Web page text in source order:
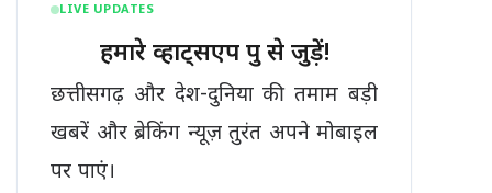
LIVE UPDATES
हमारे व्हाट्सएप ग्रुप से जुड़ें!
छत्तीसगढ़ और देश-दुनिया की तमाम बड़ी
खबरें और ब्रेकिंग न्यूज़ तुरंत अपने मोबाइल
पर पाएं।